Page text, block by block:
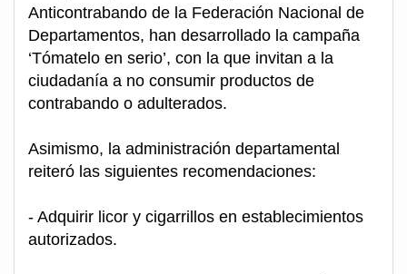
Anticontrabando de la Federación Nacional de
Departamentos, han desarrollado la campaña
‘Tómatelo en serio’, con la que invitan a la
ciudadanía a no consumir productos de
contrabando o adulterados.
Asimismo, la administración departamental
reiteró las siguientes recomendaciones:
- Adquirir licor y cigarrillos en establecimientos
autorizados.